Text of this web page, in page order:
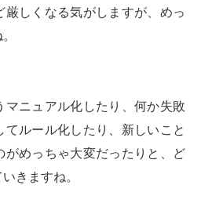
厳しくなる気がしますが、めっ
マニュアル化したり、何か失敗
てルール化したり、新しいこと
がめっちゃ大変だったりと、ど
きますね。